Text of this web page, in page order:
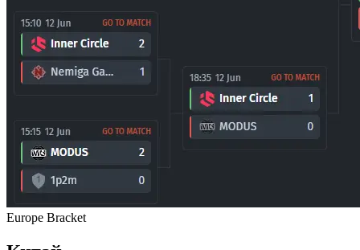
Europe Bracket